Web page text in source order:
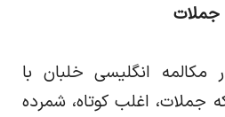
انگلیسی خلبان با
جملات، اغلب کوتاه، شمرده